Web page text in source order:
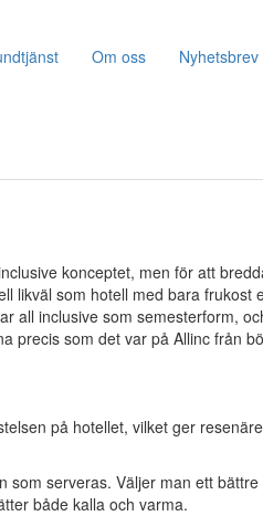
Om oss Nyhetsbrev
konceptet, men för att
likväl som hotell med bara frukost
all inclusive som semesterform,
precis som det var på Allinc från
på hotellet, vilket ger
som serveras. Väljer man ett bättre
både kalla och varma.